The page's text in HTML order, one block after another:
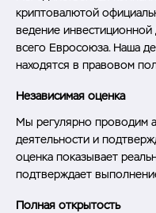
криптовалютой
ведение инвестиционной
всего Евросоюза. Наша
находятся в правовом
Независимая оценка
Мы регулярно проводим
деятельности и
оценка показывает
подтверждает
Полная открытость